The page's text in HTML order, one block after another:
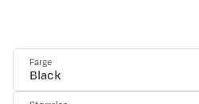
Farge
Black